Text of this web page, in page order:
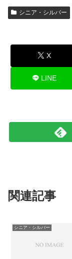
シニア・シルバー
X
LINE
関連記事
シニア・シルバー